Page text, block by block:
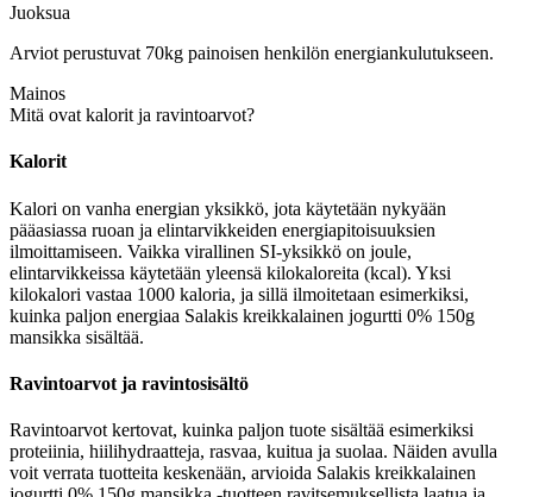
Juoksua
Arviot perustuvat 70kg painoisen henkilön energiankulutukseen.
Mainos
Mitä ovat kalorit ja ravintoarvot?
Kalorit
Kalori on vanha energian yksikkö, jota käytetään nykyään
pääasiassa ruoan ja elintarvikkeiden energiapitoisuuksien
ilmoittamiseen. Vaikka virallinen SI-yksikkö on joule,
elintarvikkeissa käytetään yleensä kilokaloreita (kcal). Yksi
kilokalori vastaa 1000 kaloria, ja sillä ilmoitetaan esimerkiksi,
kuinka paljon energiaa Salakis kreikkalainen jogurtti 0% 150g
mansikka sisältää.
Ravintoarvot ja ravintosisältö
Ravintoarvot kertovat, kuinka paljon tuote sisältää esimerkiksi
proteiinia, hiilihydraatteja, rasvaa, kuitua ja suolaa. Näiden avulla
voit verrata tuotteita keskenään, arvioida Salakis kreikkalainen